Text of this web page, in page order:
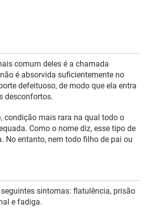
comum deles é a chamada
é absorvida suficientemente no
defeituoso, de modo que ela entra
desconfortos.
, condição mais rara na qual todo o
Como o nome diz, esse tipo de
No entanto, nem todo filho de pai ou
sintomas: flatulência, prisão
e fadiga.